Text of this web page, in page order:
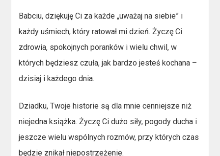
Babciu, dziękuję Ci za każde „uważaj na siebie” i
każdy uśmiech, który ratował mi dzień. Życzę Ci
zdrowia, spokojnych poranków i wielu chwil, w
których będziesz czuła, jak bardzo jesteś kochana –
dzisiaj i każdego dnia.
Dziadku, Twoje historie są dla mnie cenniejsze niż
niejedna książka. Życzę Ci dużo siły, pogody ducha i
jeszcze wielu wspólnych rozmów, przy których czas
będzie znikał niepostrzeżenie.